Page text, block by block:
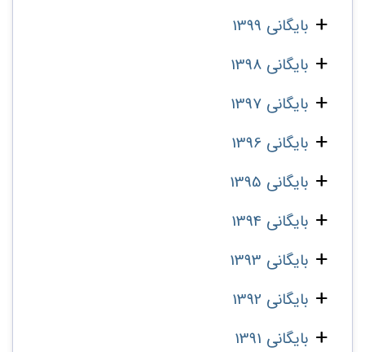
بایگانی 1399
بایگانی 1398
بایگانی 1397
بایگانی 1396
بایگانی 1395
بایگانی 1394
بایگانی 1393
بایگانی 1392
بایگانی 1391